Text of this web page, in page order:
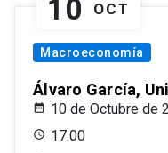
10 OCT
Macroeconomía
Álvaro García,
10 de Octubre de
17:00